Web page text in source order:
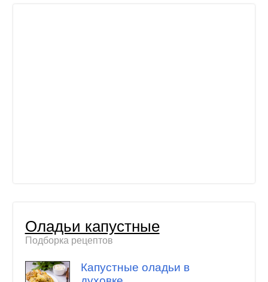
Оладьи капустные
Подборка рецептов
Капустные оладьи в